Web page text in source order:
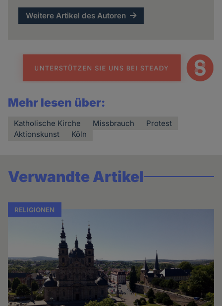
Weitere Artikel des Autoren
Mehr lesen über:
Katholische Kirche Missbrauch
Protest
Aktionskunst
Köln
Verwandte Artikel
RELIGIONEN